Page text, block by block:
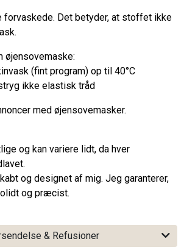
forvaskede. Det betyder, at stoffet ikke
øjensovemaske:
(fint program) op til 40°C
ikke elastisk tråd
med øjensovemasker.
og kan variere lidt, da hver
og designet af mig. Jeg garanterer,
og præcist.
& Refusioner